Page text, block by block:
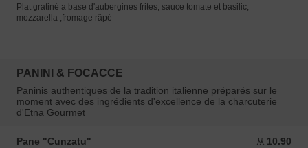
Plat gratiné a base d'aubergines frites, sauce tomate et basilic,
mozzarella ,fromage râpé
PANINI & FOCACCE
Paninis authentiques de la tradition italienne préparés sur le
moment avec des ingrédients d'excellence de la charcuterie
d'Etna Gourmet
Pane "Cunzatu" 从 10.90
从 10.90 EUR